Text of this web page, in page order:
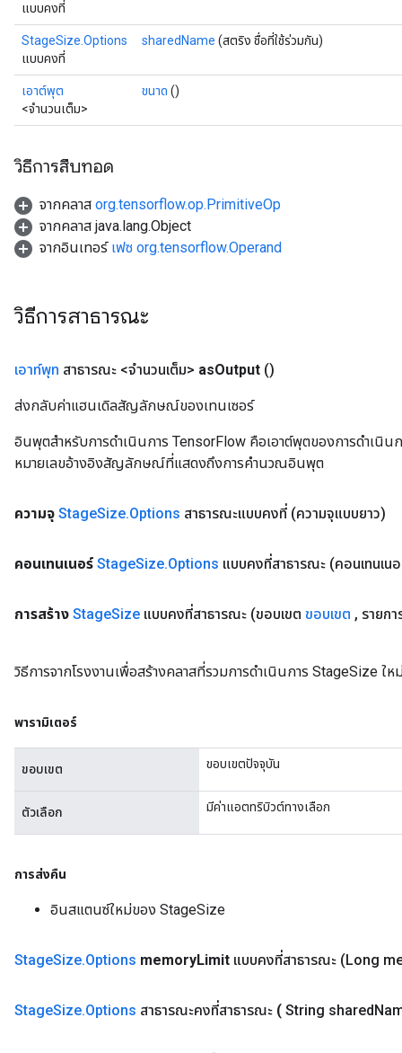
แบบคงที่
StageSize.Options
แบบคงที่
sharedName (สตริง ชื่อที่ใช้ร่วมกัน)
เอาต์พุต
<จำนวนเต็ม>
ขนาด ()
วิธีการสืบทอด
จากคลาส org.tensorflow.op.PrimitiveOp
จากคลาส java.lang.Object
จากอินเทอร์ เฟซ org.tensorflow.Operand
วิธีการสาธารณะ
เอาท์พุท สาธารณะ <จำนวนเต็ม> asOutput ()
ส่งกลับค่าแฮนเดิลสัญลักษณ์ของเทนเซอร์
อินพุตสำหรับการดำเนินการ TensorFlow คือเอาต์พุตของการดำเนิน
หมายเลขอ้างอิงสัญลักษณ์ที่แสดงถึงการคำนวณอินพุต
ความจุ StageSize.Options สาธารณะแบบคงที่ (ความจุแบบยาว)
คอนเทนเนอร์ StageSize.Options แบบคงที่สาธารณะ (คอนเทนเน
การสร้าง StageSize แบบคงที่สาธารณะ (ขอบเขต ขอบเขต , รายก
วิธีการจากโรงงานเพื่อสร้างคลาสที่รวมการดำเนินการ StageSize ให
พารามิเตอร์
ขอบเขต ขอบเขตปัจจุบัน
ตัวเลือก มีค่าแอตทริบิวต์ทางเลือก
การส่งคืน
อินสแตนซ์ใหม่ของ StageSize
StageSize.Options memoryLimit แบบคงที่สาธารณะ (Long
StageSize.Options สาธารณะคงที่สาธารณะ ( String shared